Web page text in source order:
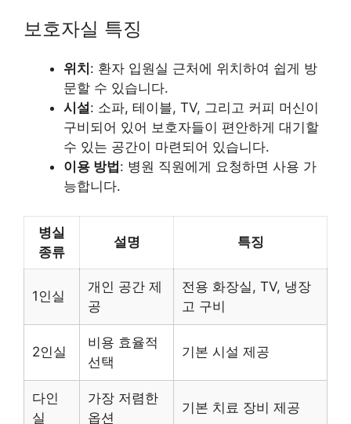
보호자실 특징
위치: 환자 입원실 근처에 위치하여 쉽게 방
문할 수 있습니다.
시설: 소파, 테이블, TV, 그리고 커피 머신이
구비되어 있어 보호자들이 편안하게 대기할
수 있는 공간이 마련되어 있습니다.
이용 방법: 병원 직원에게 요청하면 사용 가
능합니다.
병실
종류
설명 특징
1인실
개인 공간 제
공
전용 화장실, TV, 냉장
고 구비
2인실
비용 효율적
선택
기본 시설 제공
다인
실
가장 저렴한
옵션
기본 치료 장비 제공